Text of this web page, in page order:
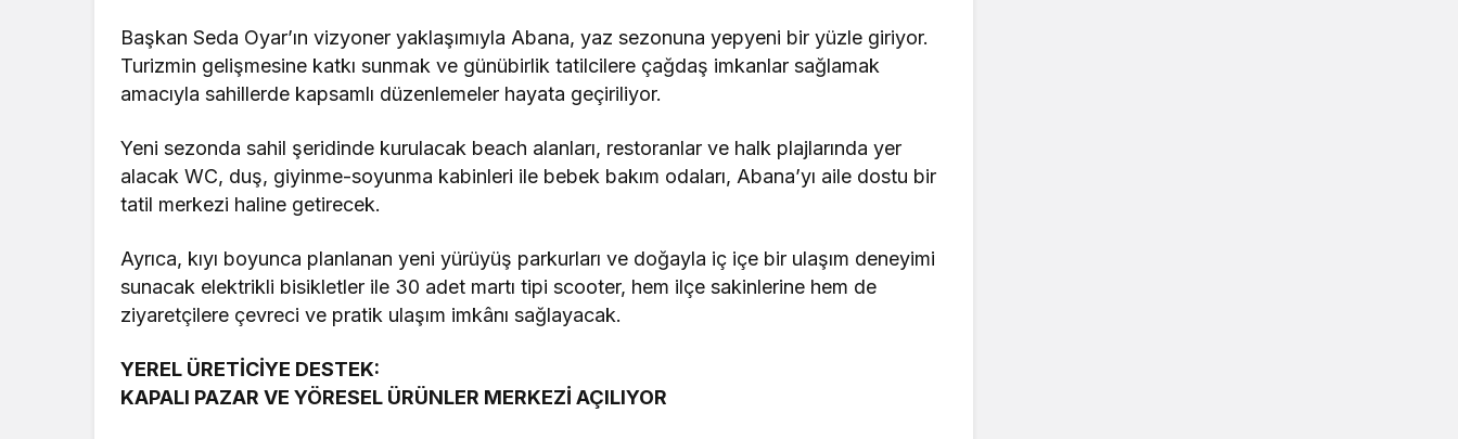
Başkan Seda Oyar’ın vizyoner yaklaşımıyla Abana, yaz sezonuna yepyeni bir yüzle giriyor.
Turizmin gelişmesine katkı sunmak ve günübirlik tatilcilere çağdaş imkanlar sağlamak
amacıyla sahillerde kapsamlı düzenlemeler hayata geçiriliyor.
Yeni sezonda sahil şeridinde kurulacak beach alanları, restoranlar ve halk plajlarında yer
alacak WC, duş, giyinme-soyunma kabinleri ile bebek bakım odaları, Abana’yı aile dostu bir
tatil merkezi haline getirecek.
Ayrıca, kıyı boyunca planlanan yeni yürüyüş parkurları ve doğayla iç içe bir ulaşım deneyimi
sunacak elektrikli bisikletler ile 30 adet martı tipi scooter, hem ilçe sakinlerine hem de
ziyaretçilere çevreci ve pratik ulaşım imkânı sağlayacak.
YEREL ÜRETİCİYE DESTEK:
KAPALI PAZAR VE YÖRESEL ÜRÜNLER MERKEZİ AÇILIYOR